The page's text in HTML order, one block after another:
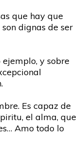
que hay que
dignas de ser
y sobre
Es capaz de
el alma, que
Amo todo lo